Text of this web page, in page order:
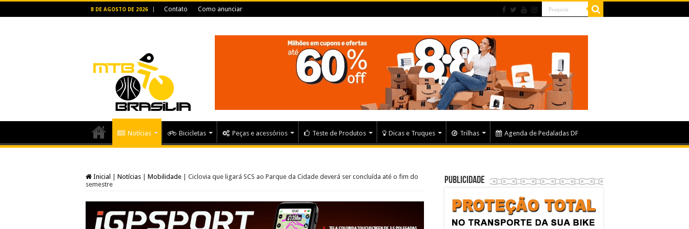
8 DE AGOSTO DE 2026 Contato Como anunciar
Notícias Bicicletas Peças e acessórios Teste de Produtos Dicas e Truques Trilhas Agenda de Pedaladas DF
Inicial Notícias Mobilidade
Ciclovia que ligará SCS ao Parque da Cidade deverá ser concluída até o fim do
semestre
Publicidade